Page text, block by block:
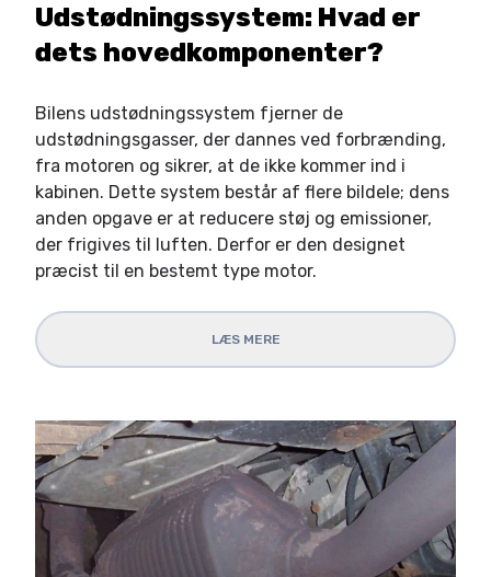
Udstødningssystem: Hvad er
dets hovedkomponenter?
Bilens udstødningssystem fjerner de
udstødningsgasser, der dannes ved forbrænding,
fra motoren og sikrer, at de ikke kommer ind i
kabinen. Dette system består af flere bildele; dens
anden opgave er at reducere støj og emissioner,
der frigives til luften. Derfor er den designet
præcist til en bestemt type motor.
LÆS MERE